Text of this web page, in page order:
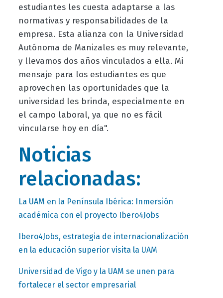
estudiantes les cuesta adaptarse a las
normativas y responsabilidades de la
empresa. Esta alianza con la Universidad
Autónoma de Manizales es muy relevante,
y llevamos dos años vinculados a ella. Mi
mensaje para los estudiantes es que
aprovechen las oportunidades que la
universidad les brinda, especialmente en
el campo laboral, ya que no es fácil
vincularse hoy en día".
Noticias
relacionadas:
La UAM en la Península Ibérica: Inmersión
académica con el proyecto Ibero4Jobs
Ibero4Jobs, estrategia de internacionalización
en la educación superior visita la UAM
Universidad de Vigo y la UAM se unen para
fortalecer el sector empresarial